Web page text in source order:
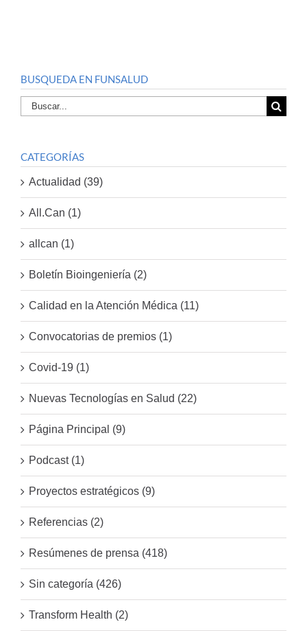
BUSQUEDA EN FUNSALUD
Buscar
por:
CATEGORÍAS
Actualidad (39)
All.Can (1)
allcan (1)
Boletín Bioingeniería (2)
Calidad en la Atención Médica (11)
Convocatorias de premios (1)
Covid-19 (1)
Nuevas Tecnologías en Salud (22)
Página Principal (9)
Podcast (1)
Proyectos estratégicos (9)
Referencias (2)
Resúmenes de prensa (418)
Sin categoría (426)
Transform Health (2)